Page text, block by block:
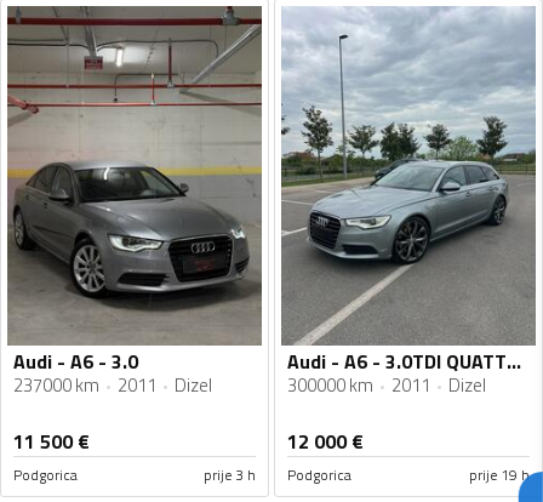
Audi - A6 - 3.0
237000 km 2011 Dizel
11 500€
Podgorica prije 3 h
Audi - A6 - 3.0TDI QUATTRO
300000 km 2011 Dizel
12 000€
Podgorica prije 19 h